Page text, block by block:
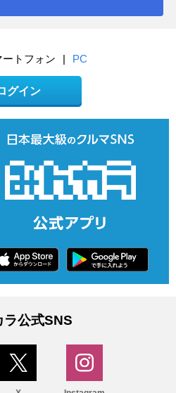
ートフォン | PC
グイン
ラ公式SNS